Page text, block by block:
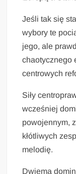
Jeśli tak się
wybory te
jego, ale
chaotycznego
centrowych
Siły
wcześniej
powojennym,
kłótliwych
melodię.
Dwiema